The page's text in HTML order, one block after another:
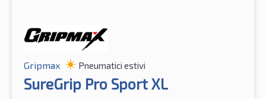
Gripmax Pneumatici estivi
SureGrip Pro Sport XL